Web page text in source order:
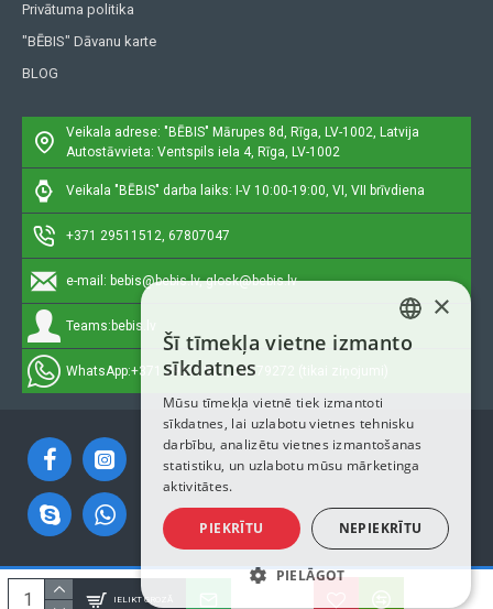
IELIKT GROZĀ
Privātuma politika
"BĒBIS" Dāvanu karte
BLOG
Veikala adrese: "BĒBIS" Mārupes 8d, Rīga, LV-1002, Latvija
Autostāvvieta: Ventspils iela 4, Rīga, LV-1002
Veikala "BĒBIS" darba laiks: I-V 10:00-19:00, VI, VII brīvdiena
+371 29511512, 67807047
e-mail: bebis@bebis.lv, glosk@bebis.lv
Teams: bebis.lv
WhatsApp:+371 29511512, 20579272 (tikai ziņojumi)
Autortiesības © 2023, Bebis.lv, Visas tiesības aizsargātas
LATVIAN
ENGLISH
×
Šī tīmekļa vietne izmanto
sīkdatnes
Mūsu tīmekļa vietnē tiek izmantoti
sīkdatnes, lai uzlabotu vietnes tehnisku
darbību, analizētu vietnes izmantošanas
statistiku, un uzlabotu mūsu mārketinga
aktivitātes.
PIEKRĪTU NEPIEKRĪTU
PIELĀGOT